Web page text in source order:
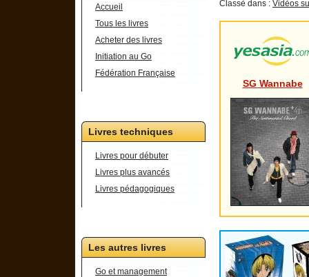
Accueil
Tous les livres
Acheter des livres
Initiation au Go
Fédération Française
Livres techniques
Livres pour débuter
Livres plus avancés
Livres pédagogiques
Les autres livres
Go et management
Classé dans : Vidéos
SG Wannabe